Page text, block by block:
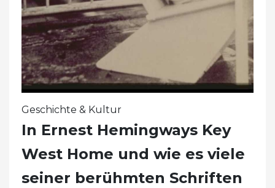
Geschichte & Kultur
In Ernest Hemingways Key
West Home und wie es viele
seiner berühmten Schriften